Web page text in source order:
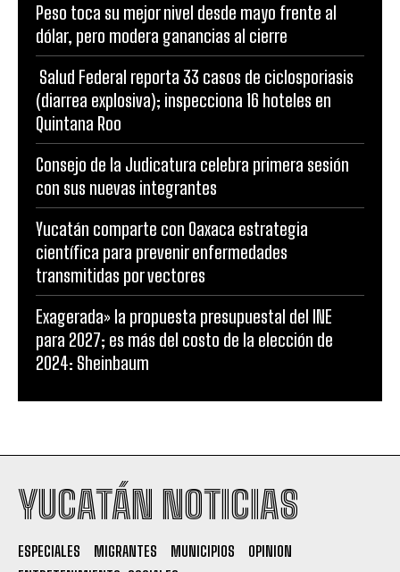
Peso toca su mejor nivel desde mayo frente al
dólar, pero modera ganancias al cierre
Salud Federal reporta 33 casos de ciclosporiasis
(diarrea explosiva); inspecciona 16 hoteles en
Quintana Roo
Consejo de la Judicatura celebra primera sesión
con sus nuevas integrantes
Yucatán comparte con Oaxaca estrategia
científica para prevenir enfermedades
transmitidas por vectores
Exagerada» la propuesta presupuestal del INE
para 2027; es más del costo de la elección de
2024: Sheinbaum
YUCATÁN NOTICIAS
ESPECIALES MIGRANTES MUNICIPIOS
OPINION